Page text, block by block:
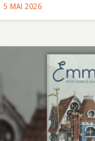
5 MAI 2026